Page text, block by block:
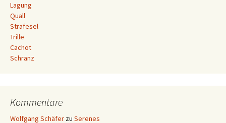
Lagung
Quall
Strafesel
Trille
Cachot
Schranz
Kommentare
Wolfgang Schäfer zu Serenes